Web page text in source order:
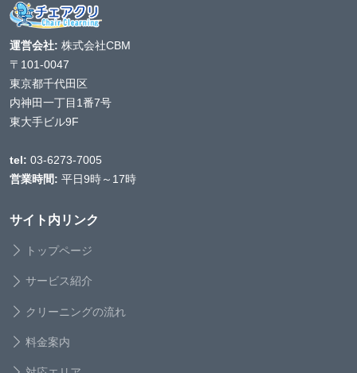
運営会社: 株式会社CBM
〒101-0047
東京都千代田区
内神田一丁目1番7号
東大手ビル9F
tel: 03-6273-7005
営業時間: 平日9時～17時
サイト内リンク
トップページ
サービス紹介
クリーニングの流れ
料金案内